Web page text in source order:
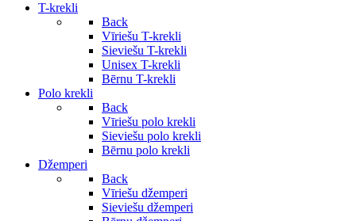
T-krekli
Back
Vīriešu T-krekli
Sieviešu T-krekli
Unisex T-krekli
Bērnu T-krekli
Polo krekli
Back
Vīriešu polo krekli
Sieviešu polo krekli
Bērnu polo krekli
Džemperi
Back
Vīriešu džemperi
Sieviešu džemperi